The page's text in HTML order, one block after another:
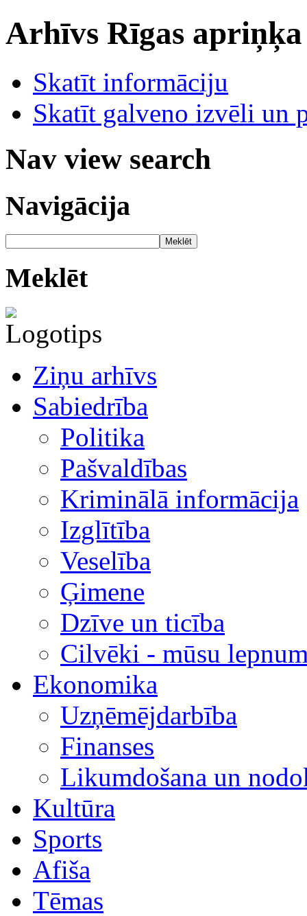
Arhīvs Rīgas
Skatīt informāciju
Skatīt galveno izvēli un
Nav view search
Navigācija
Meklēt
Meklēt
Ziņu arhīvs
Sabiedrība
Politika
Pašvaldības
Kriminālā informācija
Izglītība
Veselība
Ģimene
Dzīve un ticība
Cilvēki - mūsu
Ekonomika
Uzņēmējdarbība
Finanses
Likumdošana un
Kultūra
Sports
Afiša
Tēmas